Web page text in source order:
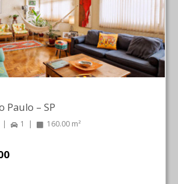
Paulo – SP
1 160.00 m²